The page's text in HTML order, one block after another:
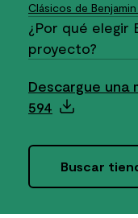
Clásicos de
¿Por qué elegir
proyecto?
Descargue
594
Buscar